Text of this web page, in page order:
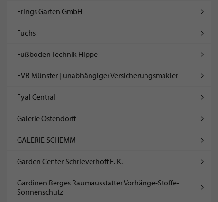
Frings Garten GmbH
Fuchs
Fußboden Technik Hippe
FVB Münster | unabhängiger Versicherungsmakler
Fyal Central
Galerie Ostendorff
GALERIE SCHEMM
Garden Center Schrieverhoff E. K.
Gardinen Berges Raumausstatter Vorhänge-Stoffe-
Sonnenschutz